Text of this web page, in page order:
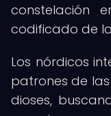
constelación
codificado de
Los nórdicos
patrones de
dioses,